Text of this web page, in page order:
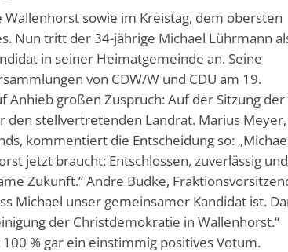
sowie im Kreistag, dem obersten
Nun tritt der 34-jährige Michael Lührmann
in seiner Heimatgemeinde an. Seine
von CDW/W und CDU am 19.
großen Zuspruch: Auf der Sitzung der
stellvertretenden Landrat. Marius Meyer,
kommentiert die Entscheidung so:
jetzt braucht: Entschlossen, zuverlässig
Zukunft.“ Andre Budke,
Michael unser gemeinsamer Kandidat ist.
der Christdemokratie in Wallenhorst.“
% gar ein einstimmig positives Votum.